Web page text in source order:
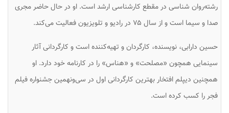
رشته‌روان شناسی در مقطع کارشناسی ارشد است. او در حال حاضر مجری
صدا و سیما است و از سال ۷۵ در رادیو و تلویزیون فعالیت می‌کند.
حسین دارابی، نویسنده، کارگردان و تهیه‌کننده است و کارگردانی آثار
سینمایی همچون «مصلحت» و «هناس» را در کارنامه خود دارد. او
همچنین دیپلم افتخار بهترین کارگردانی اول در سی‌ونهمین جشنواره فیلم
فجر را کسب کرده است.